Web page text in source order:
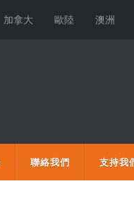
加拿大 歐陸 澳洲
聯絡我們 支持我